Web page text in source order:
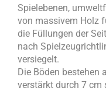
Spielebenen,
von massivem Holz
die Füllungen der
nach
versiegelt.
Die Böden bestehen
verstärkt durch 7 cm